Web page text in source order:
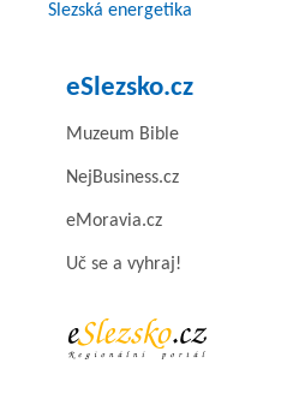
Slezská energetika
eSlezsko.cz
Muzeum Bible
NejBusiness.cz
eMoravia.cz
Uč se a vyhraj!